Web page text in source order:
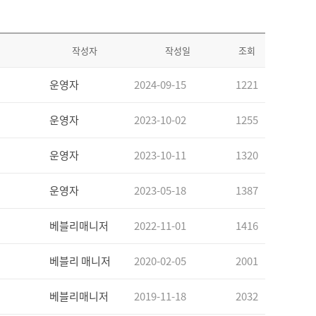
작성자 작성일 조회
운영자 2024-09-15 1221
운영자 2023-10-02 1255
운영자 2023-10-11 1320
운영자 2023-05-18 1387
베블리매니저 2022-11-01 1416
베블리 매니저 2020-02-05 2001
베블리매니저 2019-11-18 2032